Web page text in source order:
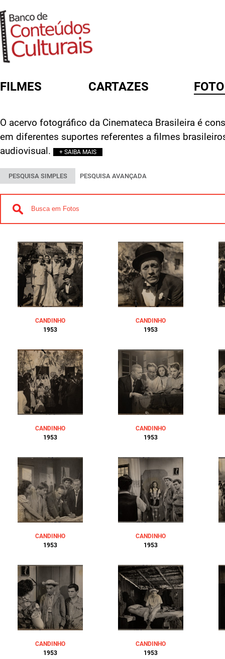
FILMES CARTAZES
O acervo fotográfico da Cinemateca Brasileira é
em diferentes suportes referentes a filmes
audiovisual.
+ SAIBA MAIS
PESQUISA SIMPLES PESQUISA AVANÇADA
CANDINHO
1953
CANDINHO
1953
CANDINHO
1953
CANDINHO
1953
CANDINHO
1953
CANDINHO
1953
CANDINHO
1953
CANDINHO
1953
FORMULÁRIO DE BUSCA